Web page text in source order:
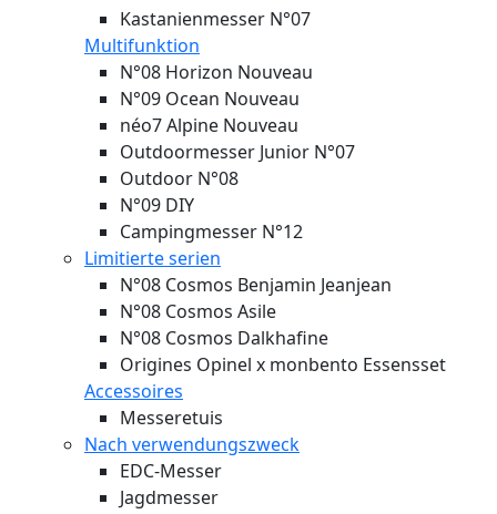
Kastanienmesser N°07
Multifunktion
N°08 Horizon Nouveau
N°09 Ocean Nouveau
néo7 Alpine Nouveau
Outdoormesser Junior N°07
Outdoor N°08
N°09 DIY
Campingmesser N°12
Limitierte serien
N°08 Cosmos Benjamin Jeanjean
N°08 Cosmos Asile
N°08 Cosmos Dalkhafine
Origines Opinel x monbento Essensset
Accessoires
Messeretuis
Nach verwendungszweck
EDC-Messer
Jagdmesser